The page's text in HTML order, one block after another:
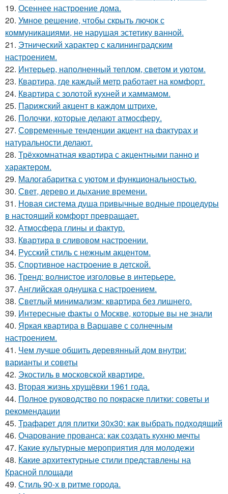
19. Осеннее настроение дома.
20. Умное решение, чтобы скрыть лючок с
коммуникациями, не нарушая эстетику ванной.
21. Этнический характер с калининградским
настроением.
22. Интерьер, наполненный теплом, светом и уютом.
23. Квартира, где каждый метр работает на комфорт.
24. Квартира с золотой кухней и хаммамом.
25. Парижский акцент в каждом штрихе.
26. Полочки, которые делают атмосферу.
27. Современные тенденции акцент на фактурах и
натуральности делают.
28. Трёхкомнатная квартира с акцентными панно и
характером.
29. Малогабаритка с уютом и функциональностью.
30. Свет, дерево и дыхание времени.
31. Новая система душа привычные водные процедуры
в настоящий комфорт превращает.
32. Атмосфера глины и фактур.
33. Квартира в сливовом настроении.
34. Русский стиль с нежным акцентом.
35. Спортивное настроение в детской.
36. Тренд: волнистое изголовье в интерьере.
37. Английская однушка с настроением.
38. Светлый минимализм: квартира без лишнего.
39. Интересные факты о Москве, которые вы не знали
40. Яркая квартира в Варшаве с солнечным
настроением.
41. Чем лучше обшить деревянный дом внутри:
варианты и советы
42. Экостиль в московской квартире.
43. Вторая жизнь хрущёвки 1961 года.
44. Полное руководство по покраске плитки: советы и
рекомендации
45. Трафарет для плитки 30х30: как выбрать подходящий
46. Очарование прованса: как создать кухню мечты
47. Какие культурные мероприятия для молодежи
48. Какие архитектурные стили представлены на
Красной площади
49. Стиль 90-х в ритме города.